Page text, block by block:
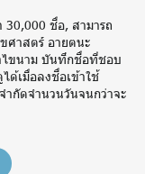
30,000 ชื่อ, สามารถ
ศาสตร์ อายตนะ
ไขนาม บันทึกชื่อที่ชอบ
ด้เมื่อลงชื่อเข้าใช้
ำกัดจำนวนวันจนกว่าจะ